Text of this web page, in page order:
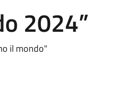
2024”
il mondo"